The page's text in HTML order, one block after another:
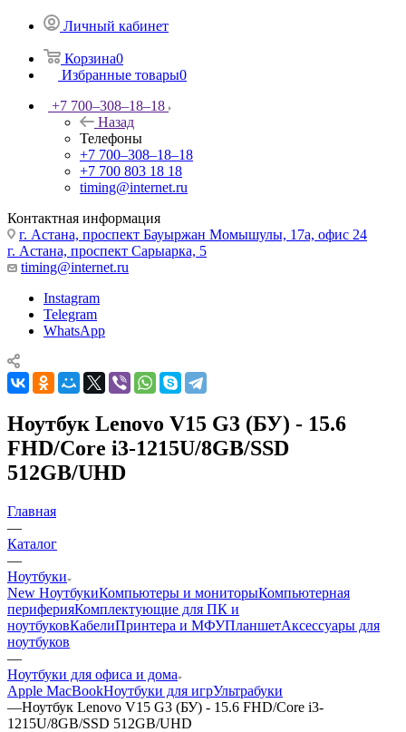
Личный кабинет
Корзина0
Избранные товары0
+7 700‒308‒18‒18
Назад
Телефоны
+7 700‒308‒18‒18
+7 700 803 18 18
timing@internet.ru
Контактная информация
г. Астана, проспект Бауыржан Момышулы, 17а, офис 24
г. Астана, проспект Сарыарка, 5
timing@internet.ru
Instagram
Telegram
WhatsApp
Ноутбук Lenovo V15 G3 (БУ) - 15.6
FHD/Core i3-1215U/8GB/SSD
512GB/UHD
Главная
—
Каталог
—
Ноутбуки
New НоутбукиКомпьютеры и мониторыКомпьютерная
периферияКомплектующие для ПК и
ноутбуковКабелиПринтера и МФУПланшетАксессуары для
ноутбуков
—
Ноутбуки для офиса и дома
Apple MacBookНоутбуки для игрУльтрабуки
—Ноутбук Lenovo V15 G3 (БУ) - 15.6 FHD/Core i3-
1215U/8GB/SSD 512GB/UHD